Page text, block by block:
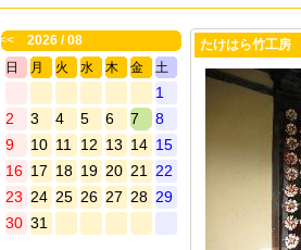
<<
2026 / 08
日
月 火 水 木 金 土
1
2
3 4 5 6 7
8
9
10 11 12 13 14 15
16 17 18 19 20 21
22
23 24 25 26 27 28 29
30 31
たけはら竹工房